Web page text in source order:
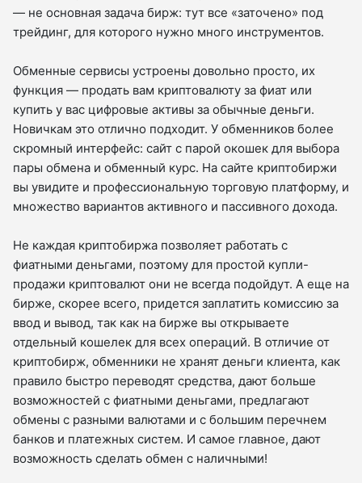
— не основная задача бирж: тут все «заточено» под
трейдинг, для которого нужно много инструментов.
Обменные сервисы устроены довольно просто, их
функция — продать вам криптовалюту за фиат или
купить у вас цифровые активы за обычные деньги.
Новичкам это отлично подходит. У обменников более
скромный интерфейс: сайт с парой окошек для выбора
пары обмена и обменный курс. На сайте криптобиржи
вы увидите и профессиональную торговую платформу, и
множество вариантов активного и пассивного дохода.
Не каждая криптобиржа позволяет работать с
фиатными деньгами, поэтому для простой купли-
продажи криптовалют они не всегда подойдут. А еще на
бирже, скорее всего, придется заплатить комиссию за
ввод и вывод, так как на бирже вы открываете
отдельный кошелек для всех операций. В отличие от
криптобирж, обменники не хранят деньги клиента, как
правило быстро переводят средства, дают больше
возможностей с фиатными деньгами, предлагают
обмены с разными валютами и с большим перечнем
банков и платежных систем. И самое главное, дают
возможность сделать обмен с наличными!